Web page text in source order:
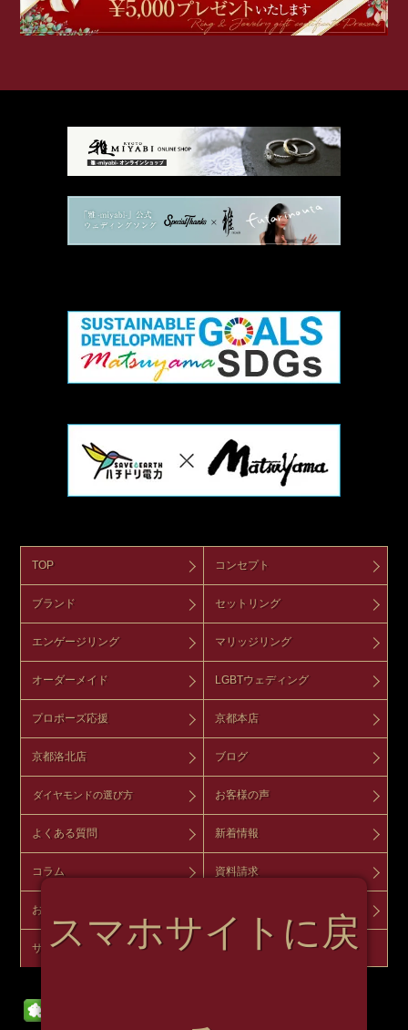
TOP コンセプト
ブランド セットリング
エンゲージリング マリッジリング
オーダーメイド LGBTウェディング
プロポーズ応援 京都本店
京都洛北店 ブログ
ダイヤモンドの選び方 お客様の声
よくある質問 新着情報
コラム 資料請求
お問い合わせ
サイトマップ オンラインショップ
スマホサイトに戻